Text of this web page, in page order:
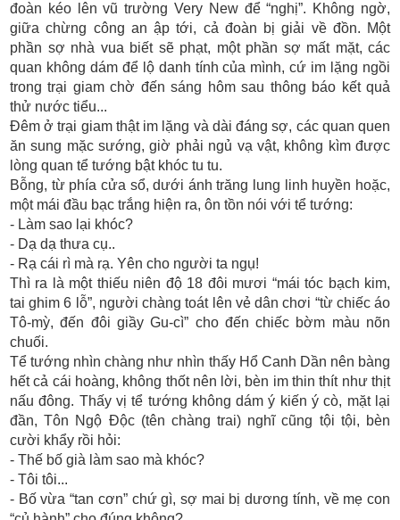
đoàn kéo lên vũ trường Very New để “nghị”. Không ngờ,
giữa chừng công an ập tới, cả đoàn bị giải về đồn. Một
phần sợ nhà vua biết sẽ phạt, một phần sợ mất mặt, các
quan không dám để lộ danh tính của mình, cứ im lặng ngồi
trong trại giam chờ đến sáng hôm sau thông báo kết quả
thử nước tiểu...
Đêm ở trại giam thật im lặng và dài đáng sợ, các quan quen
ăn sung mặc sướng, giờ phải ngủ vạ vật, không kìm được
lòng quan tể tướng bật khóc tu tu.
Bỗng, từ phía cửa sổ, dưới ánh trăng lung linh huyền hoặc,
một mái đầu bạc trắng hiện ra, ôn tồn nói với tể tướng:
- Làm sao lại khóc?
- Dạ dạ thưa cụ..
- Rạ cái rì mà rạ. Yên cho người ta ngụ!
Thì ra là một thiếu niên độ 18 đôi mươi “mái tóc bạch kim,
tai ghim 6 lỗ”, người chàng toát lên vẻ dân chơi “từ chiếc áo
Tô-mỳ, đến đôi giầy Gu-cì” cho đến chiếc bờm màu nõn
chuối.
Tể tướng nhìn chàng như nhìn thấy Hổ Canh Dần nên bàng
hết cả cái hoàng, không thốt nên lời, bèn im thin thít như thịt
nấu đông. Thấy vị tể tướng không dám ý kiến ý cò, mặt lại
đần, Tôn Ngộ Độc (tên chàng trai) nghĩ cũng tội tội, bèn
cười khẩy rồi hỏi:
- Thế bố già làm sao mà khóc?
- Tôi tôi...
- Bố vừa “tan cơn” chứ gì, sợ mai bị dương tính, về mẹ con